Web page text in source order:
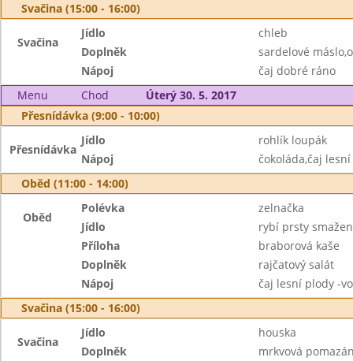
Svačina (15:00 - 16:00)
Svačina
Jídlo
chleb
Doplněk
sardelové
Nápoj
čaj dobré ráno
Menu
Chod
Úterý 30. 5. 2017
Přesnídávka (9:00 - 10:00)
Přesnídávka
Jídlo
rohlík loupák
Nápoj
čokoláda,čaj
Oběd (11:00 - 14:00)
Oběd
Polévka
zelnačka
Jídlo
rybí prsty
Příloha
braborová kaše
Doplněk
rajčatový salát
Nápoj
čaj lesní plody -
Svačina (15:00 - 16:00)
Svačina
Jídlo
houska
Doplněk
mrkvová